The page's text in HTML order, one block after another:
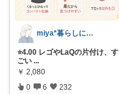
miya*暮らしに役立つ楽天セレクト
⭐️4.00 レゴやLaQの片付け、す
ごい ...
￥ 2,080
0 6 232